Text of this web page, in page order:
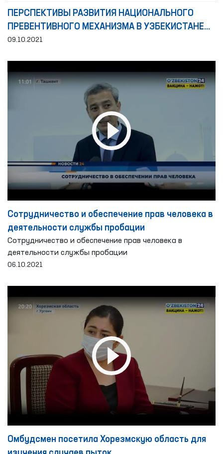
ПЕРСПЕКТИВЫ РАЗВИТИЯ НАЦИОНАЛЬНОГО
ПРЕВЕНТИВНОГО МЕХАНИЗМА В УЗБЕКИСТАНЕ
НА ОСНОВЕ МЕЖДУНАРОДНЫХ СТАНДАРТОВ
09.10.2021
Сотрудничество и обеспечение прав человека в
деятельности службы пробации
Сотрудничество и обеспечение прав человека в
деятельности службы пробации
06.10.2021
Омбудсмен посетила Хорезмскую область для